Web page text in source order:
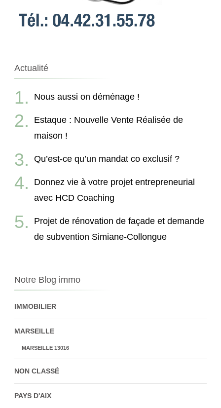
Actualité
Nous aussi on déménage !
Estaque : Nouvelle Vente Réalisée de
maison !
Qu’est-ce qu’un mandat co exclusif ?
Donnez vie à votre projet entrepreneurial
avec HCD Coaching
Projet de rénovation de façade et demande
de subvention Simiane-Collongue
Notre Blog immo
IMMOBILIER
MARSEILLE
MARSEILLE 13016
NON CLASSÉ
PAYS D'AIX